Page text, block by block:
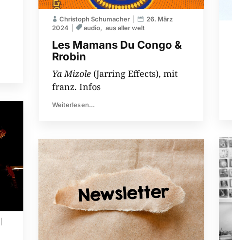
Les Mamans Du Congo &
Rrobin
Christoph Schumacher
26. März
2024
audio aus aller welt
Ya Mizole (Jarring Effects), mit
franz. Infos
Weiterlesen...